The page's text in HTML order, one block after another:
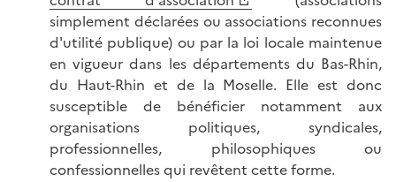
simplement déclarées ou associations reconnues
d'utilité publique) ou par la loi locale maintenue
en vigueur dans les départements du Bas-Rhin,
du Haut-Rhin et de la Moselle. Elle est donc
susceptible de bénéficier notamment aux
organisations politiques, syndicales,
professionnelles, philosophiques ou
confessionnelles qui revêtent cette forme.